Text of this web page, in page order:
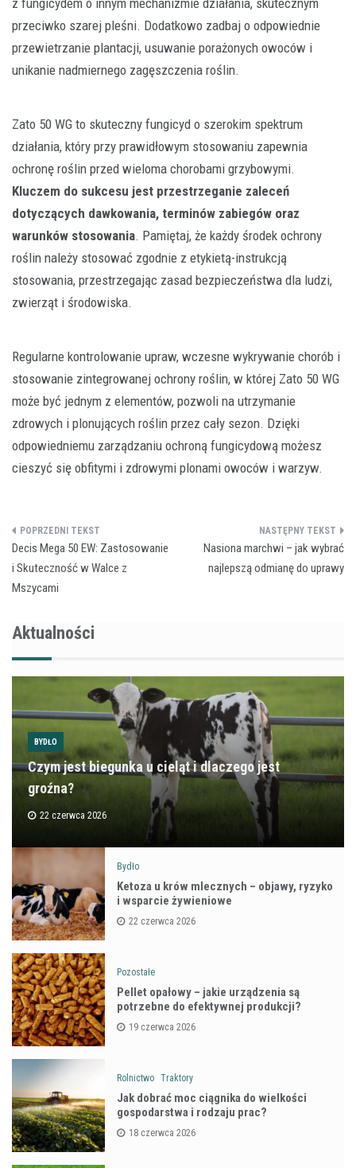
przeciwko szarej pleśni. Dodatkowo zadbaj o odpowiednie
przewietrzanie plantacji, usuwanie porażonych owoców i
unikanie nadmiernego zagęszczenia roślin.
Zato 50 WG to skuteczny fungicyd o szerokim spektrum
działania, który przy prawidłowym stosowaniu zapewnia
ochronę roślin przed wieloma chorobami grzybowymi.
Kluczem do sukcesu jest przestrzeganie zaleceń
dotyczących dawkowania, terminów zabiegów oraz
warunków stosowania. Pamiętaj, że każdy środek ochrony
roślin należy stosować zgodnie z etykietą-instrukcją
stosowania, przestrzegając zasad bezpieczeństwa dla ludzi,
zwierząt i środowiska.
Regularne kontrolowanie upraw, wczesne wykrywanie chorób i
stosowanie zintegrowanej ochrony roślin, w której Zato 50 WG
może być jednym z elementów, pozwoli na utrzymanie
zdrowych i plonujących roślin przez cały sezon. Dzięki
odpowiedniemu zarządzaniu ochroną fungicydową możesz
cieszyć się obfitymi i zdrowymi plonami owoców i warzyw.
Nawigacja
wpisu
Decis Mega 50 EW: Zastosowanie
i Skuteczność w Walce z
Mszycami
Nasiona marchwi – jak wybrać
najlepszą odmianę do uprawy
Aktualności
BYDŁO
Czym jest biegunka u cieląt i dlaczego jest
groźna?
22 czerwca 2026
Bydło
Ketoza u krów mlecznych – objawy, ryzyko
i wsparcie żywieniowe
22 czerwca 2026
Pozostałe
Pellet opałowy – jakie urządzenia są
potrzebne do efektywnej produkcji?
19 czerwca 2026
Rolnictwo Traktory
Jak dobrać moc ciągnika do wielkości
gospodarstwa i rodzaju prac?
18 czerwca 2026